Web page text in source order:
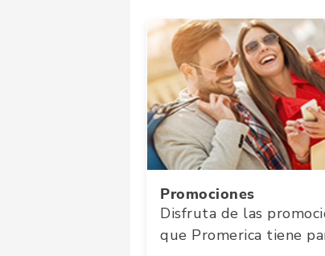
Promociones
Disfruta de las
que Promerica tiene